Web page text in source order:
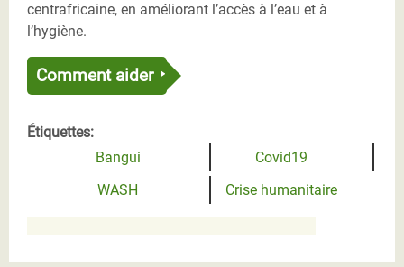
centrafricaine, en améliorant l’accès à l’eau et à
l’hygiène.
Comment aider
Étiquettes:
Bangui
Covid19
WASH
Crise humanitaire